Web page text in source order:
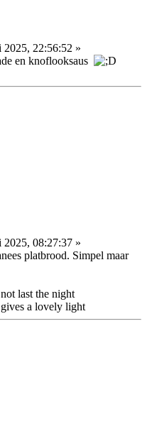
2025, 22:56:52 »
en knoflooksaus
2025, 08:27:37 »
platbrood. Simpel maar
last the night
a lovely light